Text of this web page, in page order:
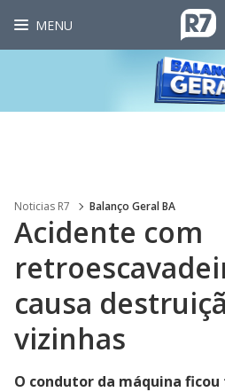
MENU
Noticias R7 Balanço Geral BA
Acidente com
causa
vizinhas
O condutor da máquina